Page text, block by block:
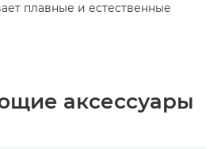
плавные и естественные
аксессуары